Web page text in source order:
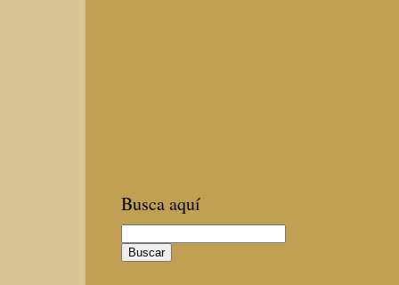
Busca aquí